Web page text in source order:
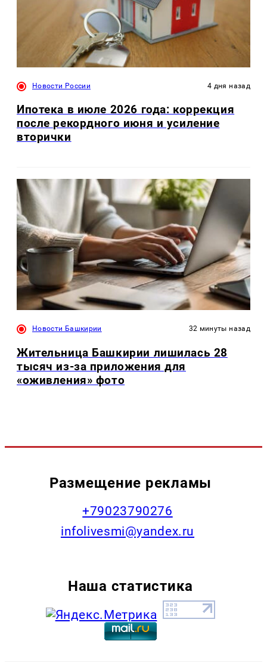
Новости России 4 дня назад
Ипотека в июле 2026 года: коррекция
после рекордного июня и усиление
вторички
Новости Башкирии 32 минуты назад
Жительница Башкирии лишилась 28
тысяч из-за приложения для
«оживления» фото
Размещение рекламы
+79023790276
infolivesmi@yandex.ru
Наша статистика